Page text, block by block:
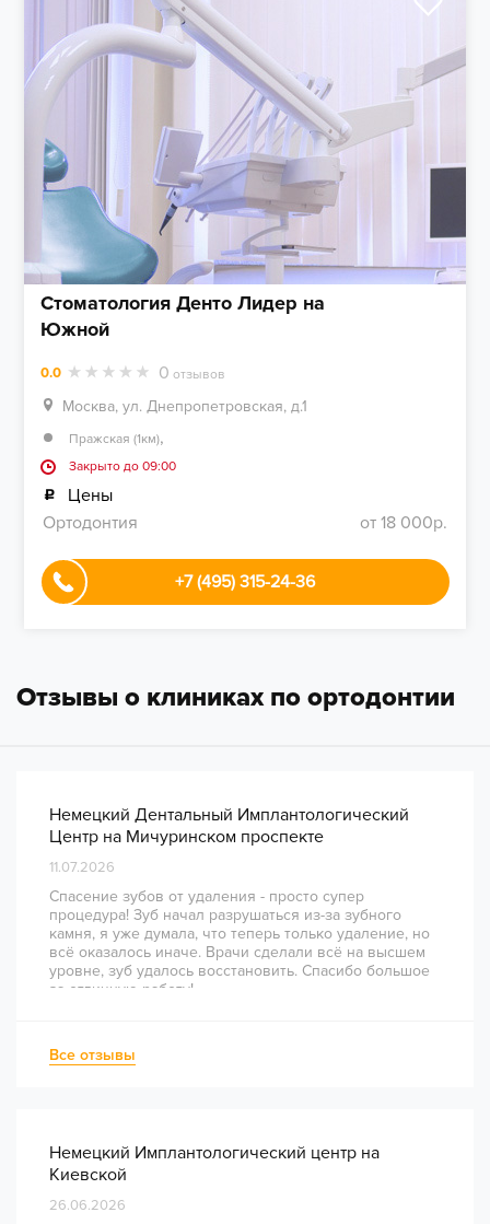
Стоматология Денто Лидер на
Южной
0.0 0 отзывов
Москва, ул. Днепропетровская, д.1
Пражская (1км),
Закрыто до 09:00
Цены
Ортодонтия
от 18 000р.
+7 (495) 315-24-36
Отзывы о клиниках по ортодонтии
Немецкий Дентальный Имплантологический
Центр на Мичуринском проспекте
11.07.2026
Спасение зубов от удаления - просто супер
процедура! Зуб начал разрушаться из-за зубного
камня, я уже думала, что теперь только удаление, но
всё оказалось иначе. Врачи сделали всё на высшем
уровне, зуб удалось восстановить. Спасибо большое
за отличную работу!
Все отзывы
Немецкий Имплантологический центр на
Киевской
26.06.2026